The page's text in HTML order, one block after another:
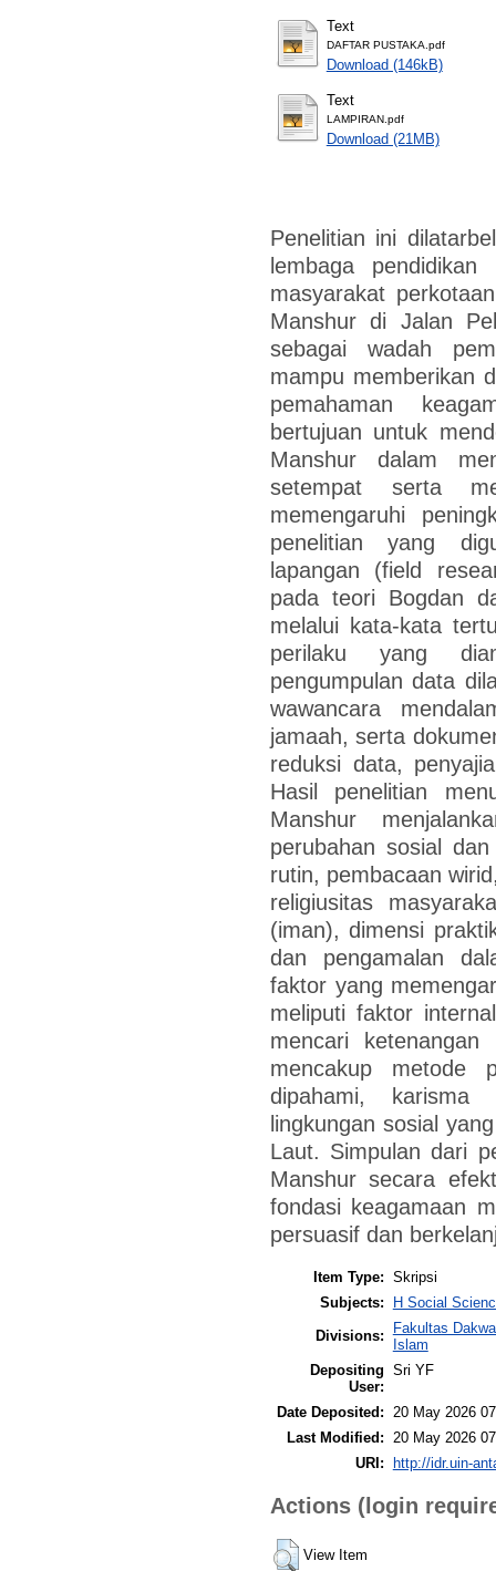
Text
DAFTAR PUSTAKA.pdf
Download (146kB)
Text
LAMPIRAN.pdf
Download (21MB)
Penelitian ini
lembaga
masyarakat
Manshur di Jalan
sebagai wadah
mampu memberikan
pemahaman
bertujuan untuk
Manshur dalam
setempat serta
memengaruhi
penelitian yang
lapangan (field
pada teori Bogdan
melalui kata-kata
perilaku yang
pengumpulan data
wawancara
jamaah, serta
reduksi data,
Hasil penelitian
Manshur
perubahan sosial
rutin, pembacaan
religiusitas
(iman), dimensi
dan pengamalan
faktor yang
meliputi faktor
mencari
mencakup metode
dipahami,
lingkungan sosial
Laut. Simpulan dari
Manshur secara
fondasi keagamaan
persuasif dan
Item Type: Skripsi
Subjects:
H Social
Divisions:
Fakultas
Islam
Depositing
User:
Sri YF
Date Deposited:
20 May 2026
Last Modified:
20 May 2026
URI: http://idr.uin-
Actions (login
View Item